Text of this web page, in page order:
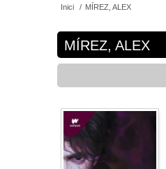
Inici / MÍREZ, ALEX
MÍREZ, ALEX